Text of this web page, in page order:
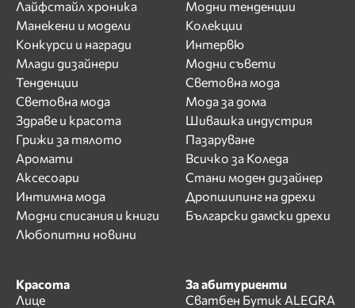
Лайфстайл хроника
Манекени и модели
Конкурси и награди
Млади дизайнери
Тенденции
Световна мода
Здраве и красота
Грижи за тялото
Аромати
Аксесоари
Интимна мода
Модни списания и книги
Любопитни новини
Модни тенденции
Колекции
Интервю
Модни съвети
Световна мода
Мода за дома
Шивашка индустрия
Пазаруване
Всичко за Коледа
Стани моден дизайнер
Дропшипинг на дрехи
Български дамски дрехи
Красота
Лице
За абитуриенти
Сватбен Бутик ALEGRA